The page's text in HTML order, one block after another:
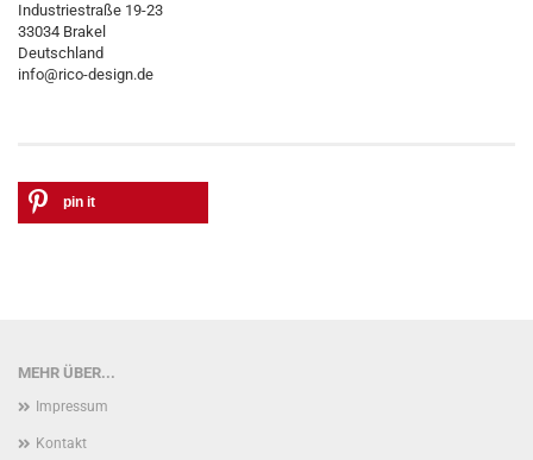
Industriestraße 19-23
33034 Brakel
Deutschland
info@rico-design.de
pin it
MEHR ÜBER...
Impressum
Kontakt